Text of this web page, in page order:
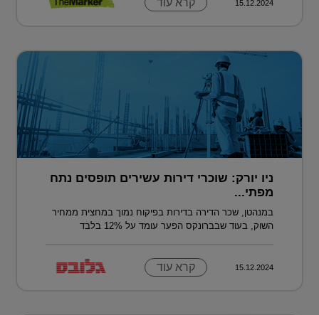
15.12.2024 קרא עוד
ניו יורק: שוכרי דירות עשירים תופסים נתח
מפתי...
במנהטן, שכר הדירה בדירות בפיקוח נמוך במחצית ממחיר
השוק, בעוד שבברונקס הפער עומד על 12% בלבד
15.12.2024 קרא עוד